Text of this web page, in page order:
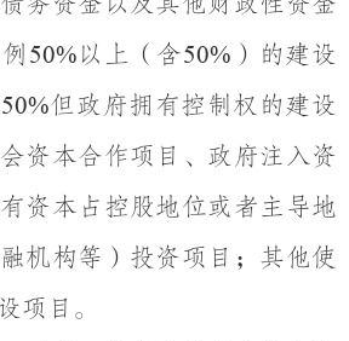
50% 以上（含50% ）的建设
50%但政府拥有控制权的建设
资本合作项目、政府注入资
资本占控股地位或者主导地
机构等）投资项目；其他使
项目。